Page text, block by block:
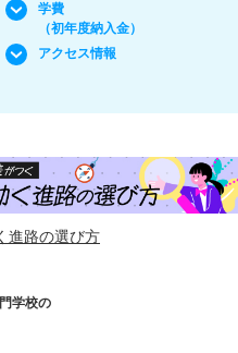
学費
（初年度納入金）
アクセス情報
進路の選び方
学校の